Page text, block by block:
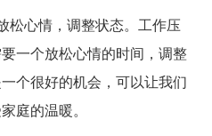
松心情，调整状态。工作压
一个放松心情的时间，调整
个很好的机会，可以让我们
庭的温暖。